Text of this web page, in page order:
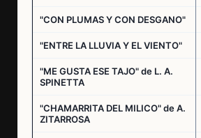
"CON PLUMAS Y CON DESGANO"
"ENTRE LA LLUVIA Y EL VIENTO"
"ME GUSTA ESE TAJO" de L. A.
SPINETTA
"CHAMARRITA DEL MILICO" de A.
ZITARROSA